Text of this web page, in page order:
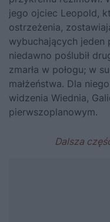
jego ojciec Leopold,
ostrzeżenia,
wybuchających jeden
niedawno poślubił
zmarła w połogu; w
małżeństwa. Dla
widzenia Wiednia,
pierwszoplanowym.